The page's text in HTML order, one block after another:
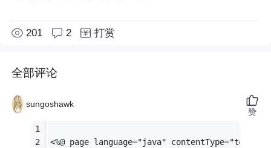
201 2 打赏
全部评论
sungoshawk
<%@ page language="java" contentType="text/
赞